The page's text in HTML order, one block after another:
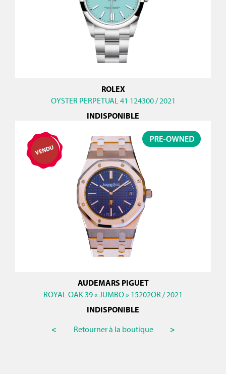
ROLEX
OYSTER PERPETUAL 41 124300 / 2021
INDISPONIBLE
AUDEMARS PIGUET
ROYAL OAK 39 « JUMBO » 15202OR / 2021
INDISPONIBLE
<
Retourner à la boutique >